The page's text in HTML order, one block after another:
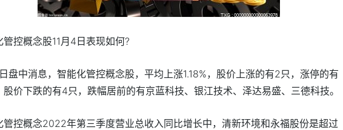
管控概念股11月4日表现如何?
盘中消息，智能化管控概念股，平均上涨1.18%，股价上涨的有2只，涨停的有
价下跌的有4只，跌幅居前的有京蓝科技、银江技术、泽达易盛、三德科技。
管控概念2022年第三季度营业总收入同比增长中，清新环境和永福股份是超过